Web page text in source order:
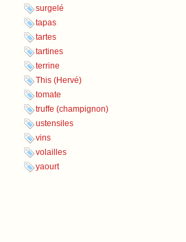
surgelé
tapas
tartes
tartines
terrine
This (Hervé)
tomate
truffe (champignon)
ustensiles
vins
volailles
yaourt